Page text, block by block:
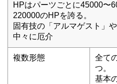
HPはパーツごとに45000〜
220000のHPを誇る。
固有技の「アルマゲスト」
中々に厄介
複数形態
全て
つ。
基本